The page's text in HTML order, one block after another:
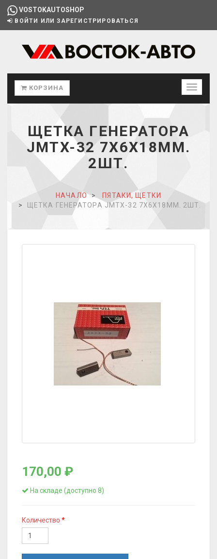
VOSTOKAUTOSHOP
ВОЙТИ ИЛИ ЗАРЕГИСТРИРОВАТЬСЯ
КОРЗИНА
ЩЕТКА ГЕНЕРАТОРА
JMTX-32 7X6X18ММ.
2ШТ.
НАЧАЛО
ПЯТАКИ, ЩЕТКИ
ЩЕТКА ГЕНЕРАТОРА JMTX-32 7X6X18ММ. 2ШТ.
170,00 ₽
На складе (доступно 8)
Количество